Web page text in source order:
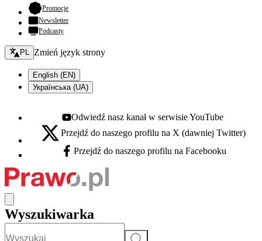
Promocje- otwiera się w nowej karcie
Newsletter
Podcasty
Zmień język - bieżący:
PL Zmień język strony
English (EN)
Українська (UA)
Youtube - otwiera się w nowej karcie
Odwiedź nasz kanał w serwisie YouTube
X - otwiera się w nowej karcie
Przejdź do naszego profilu na X (dawniej Twitter)
Facebook - otwiera się w nowej karcie
Przejdź do naszego profilu na Facebooku
Wyszukiwarka
Szukaj